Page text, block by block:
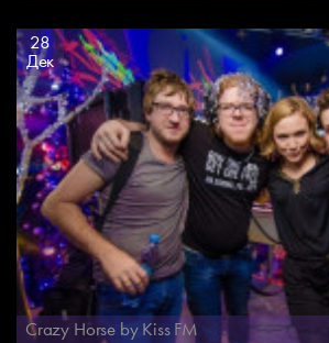
28
Дек
Crazy Horse by Kiss FM